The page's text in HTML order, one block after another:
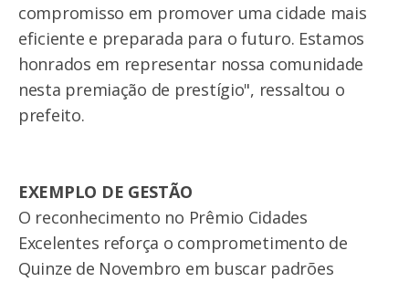
compromisso em promover uma cidade mais
eficiente e preparada para o futuro. Estamos
honrados em representar nossa comunidade
nesta premiação de prestígio", ressaltou o
prefeito.
EXEMPLO DE GESTÃO
O reconhecimento no Prêmio Cidades
Excelentes reforça o comprometimento de
Quinze de Novembro em buscar padrões